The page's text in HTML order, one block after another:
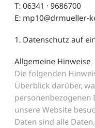
T: 06341 · 9686700
E: mp10@drmueller-
1. Datenschutz auf
Allgemeine Hinweise
Die folgenden
Überblick darüber,
personenbezogenen
unsere Website
Daten sind alle